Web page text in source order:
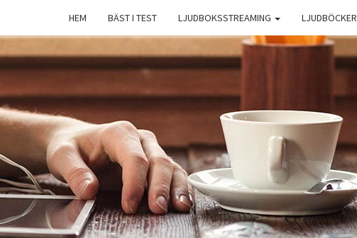
HEM BÄST I TEST LJUDBOKSSTREAMING LJUDBÖCKER